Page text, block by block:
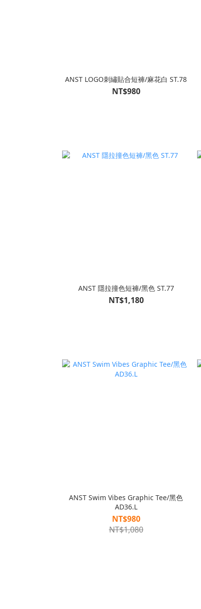
ANST LOGO刺繡貼合短褲/麻花白 ST.78
NT$980
ANST 隱拉撞色短褲/黑色 ST.77
NT$1,180
ANST Swim Vibes Graphic Tee/黑色
AD36.L
NT$980
NT$1,080